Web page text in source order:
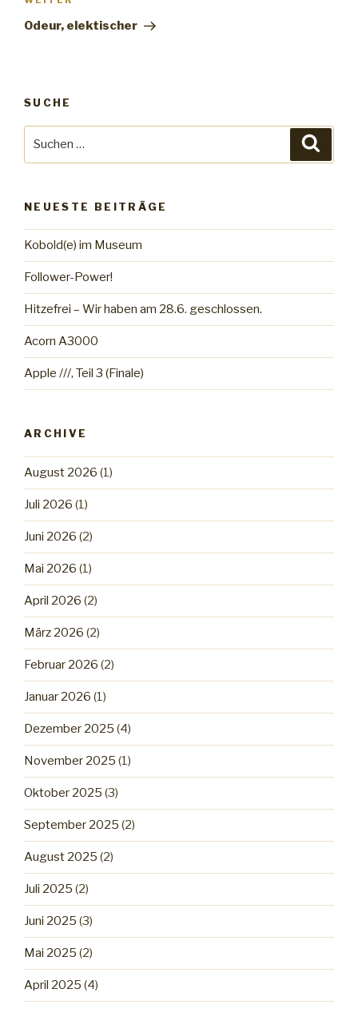
Beitrag
Odeur, elektischer
SUCHE
NEUESTE BEITRÄGE
Kobold(e) im Museum
Follower-Power!
Hitzefrei – Wir haben am 28.6. geschlossen.
Acorn A3000
Apple ///, Teil 3 (Finale)
ARCHIVE
August 2026 (1)
Juli 2026 (1)
Juni 2026 (2)
Mai 2026 (1)
April 2026 (2)
März 2026 (2)
Februar 2026 (2)
Januar 2026 (1)
Dezember 2025 (4)
November 2025 (1)
Oktober 2025 (3)
September 2025 (2)
August 2025 (2)
Juli 2025 (2)
Juni 2025 (3)
Mai 2025 (2)
April 2025 (4)